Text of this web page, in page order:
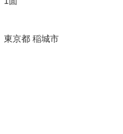
東京都 稲城市